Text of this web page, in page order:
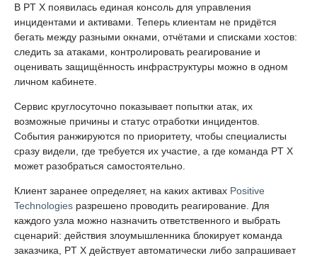
В PT X появилась единая консоль для управления
инцидентами и активами. Теперь клиентам не придётся
бегать между разными окнами, отчётами и списками хостов:
следить за атаками, контролировать реагирование и
оценивать защищённость инфраструктуры можно в одном
личном кабинете.
Сервис круглосуточно показывает попытки атак, их
возможные причины и статус отработки инцидентов.
События ранжируются по приоритету, чтобы специалисты
сразу видели, где требуется их участие, а где команда PT X
может разобраться самостоятельно.
Клиент заранее определяет, на каких активах Positive
Technologies разрешено проводить реагирование. Для
каждого узла можно назначить ответственного и выбрать
сценарий: действия злоумышленника блокирует команда
заказчика, PT X действует автоматически либо запрашивает